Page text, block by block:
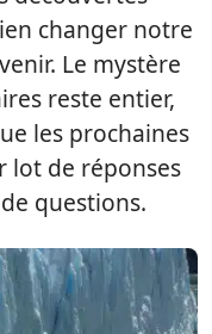
changer notre
Le mystère
reste entier,
les prochaines
lot de réponses
questions.